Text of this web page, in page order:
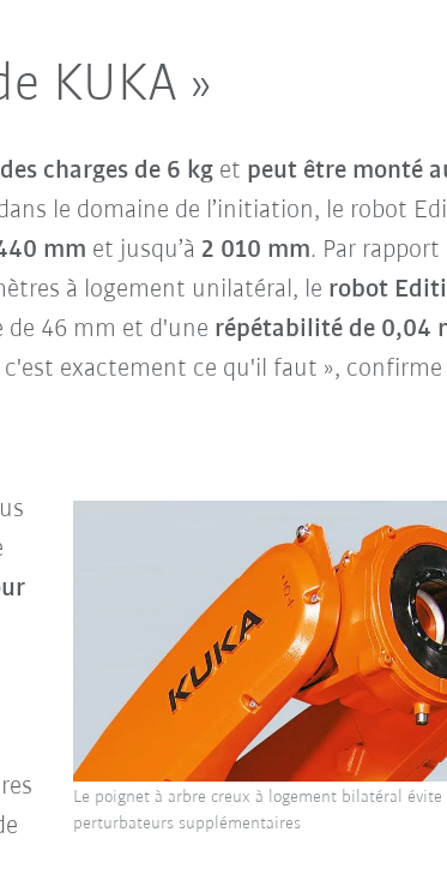
KUKA »
des charges de 6 kg et peut être monté
le domaine de l’initiation, le robot
mm et jusqu’à 2 010 mm. Par rapport
à logement unilatéral, le robot
de 46 mm et d'une répétabilité de 0,04
exactement ce qu'il faut », confirme
Le poignet à arbre creux à logement bilatéral évite
perturbateurs supplémentaires